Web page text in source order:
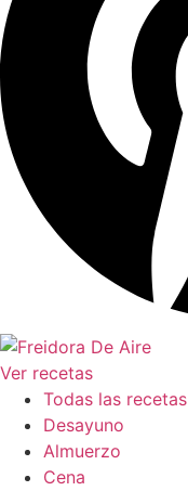
Ver recetas
Todas las recetas
Desayuno
Almuerzo
Cena